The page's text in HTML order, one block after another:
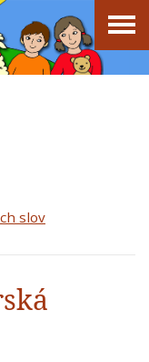
slov